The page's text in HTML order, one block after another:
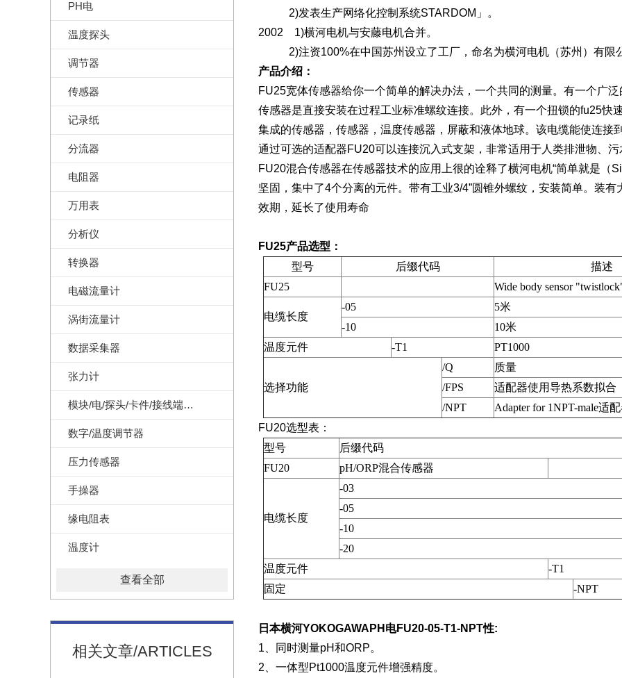
PH电
温度探头
调节器
传感器
记录纸
分流器
电阻器
万用表
分析仪
转换器
电磁流量计
涡街流量计
数据采集器
张力计
模块/电/探头/卡件/接线端子/记录纸
数字/温度调节器
压力传感器
手操器
缘电阻表
温度计
查看全部
相关文章/ARTICLES
2)发表生产网络化控制系统STARDOM」。
2002 1)横河电机与安藤电机合并。
2)注资100%在中国苏州设立了工厂，命名为横河电机（苏州）有限
产品介绍：
FU25宽体传感器给你一个简单的解决办法，一个共同的测量。有一个广
传感器是直接安装在过程工业标准螺纹连接。此外，有一个扭锁的fu25快
集成的传感器，传感器，温度传感器，屏蔽和液体地球。该电缆能使连接
通过可选的适配器FU20可以连接沉入式支架，非常适用于人类排泄物、污
FU20混合传感器在传感器技术的应用上很的诠释了横河电机“简单就是（
坚固，集中了4个分离的元件。带有工业3/4”圆锥外螺纹，安装简单。装
效期，延长了使用寿命
FU25产品选型：
型号
后缀代码
描述
FU25
Wide body sensor
电缆长度
-05
5米
-10
10米
温度元件
-T1 PT1000
选择功能
/Q
质量
/FPS
适配器使用导热系数拟合
/NPT
Adapter for 1NPT-male适
FU20选型表：
型号
后缀代码
FU20
pH/ORP混合传感器
电缆长度
-03
-05
-10
-20
温度元件
-T1
固定
-NPT
日本横河YOKOGAWAPH电FU20-05-T1-NPT性:
1、同时测量pH和ORP。
2、一体型Pt1000温度元件增强精度。